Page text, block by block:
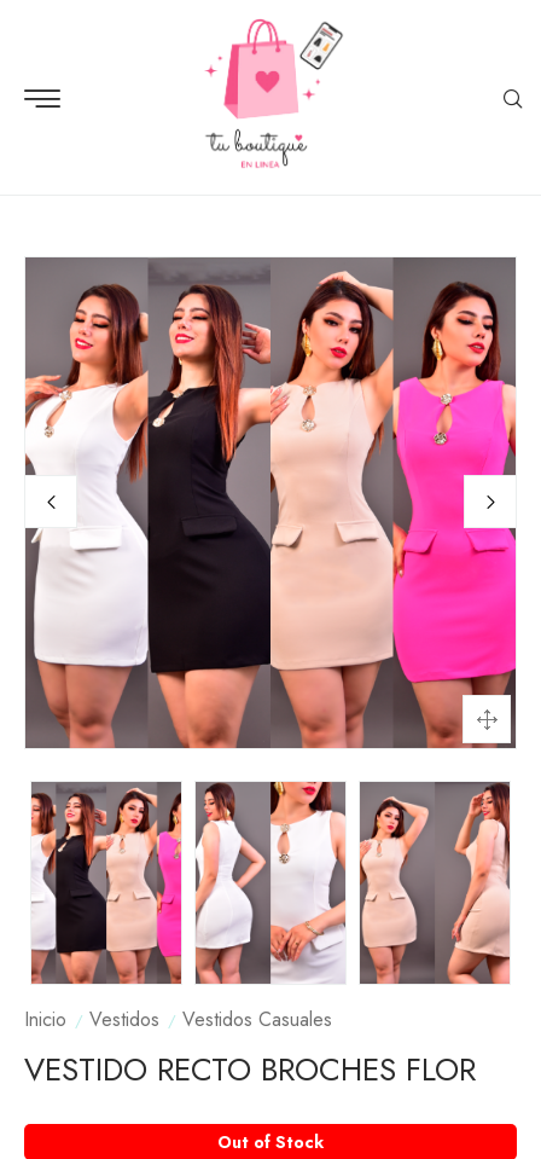
Inicio Vestidos Vestidos Casuales
VESTIDO RECTO BROCHES FLOR
Out of Stock